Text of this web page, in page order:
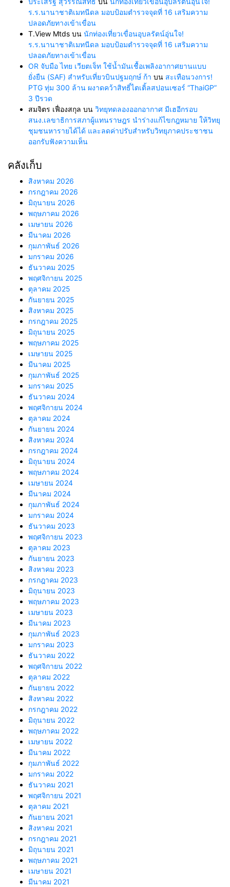
ร.ร.นานาชาติเมทนีดล มอบป้อมตำรวจจุดที่ 16 เสริมความ
ปลอดภัยทางเข้าเขื่อน
T.View Mtds บน นักท่องเที่ยวเขื่อนอุบลรัตน์อุ่นใจ!
ร.ร.นานาชาติเมทนีดล มอบป้อมตำรวจจุดที่ 16 เสริมความ
ปลอดภัยทางเข้าเขื่อน
OR จับมือ ไทย เวียตเจ็ท ใช้น้ำมันเชื้อเพลิงอากาศยานแบบ
ยั่งยืน (SAF) สำหรับเที่ยวบินปฐมฤกษ์ ก้า บน สะเทือนวงการ!
PTG ทุ่ม 300 ล้าน ผงาดคว้าสิทธิ์ไตเติ้ลสปอนเซอร์ “ThaiGP”
3 ปีรวด
สมจิตร เฟื่องสกุล บน วิทยุทดลองออกอากาศ มีเฮอีกรอบ
สนง.เลขาธิการสภาผู้แทนราษฎร นำร่างแก้ไขกฎหมาย ให้วิทยุ
ชุมชนหารายได้ได้ และลดค่าปรับสำหรับวิทยุภาคประชาชน
ออกรับฟังความเห็น
คลังเก็บ
สิงหาคม 2026
กรกฎาคม 2026
มิถุนายน 2026
พฤษภาคม 2026
เมษายน 2026
มีนาคม 2026
กุมภาพันธ์ 2026
มกราคม 2026
ธันวาคม 2025
พฤศจิกายน 2025
ตุลาคม 2025
กันยายน 2025
สิงหาคม 2025
กรกฎาคม 2025
มิถุนายน 2025
พฤษภาคม 2025
เมษายน 2025
มีนาคม 2025
กุมภาพันธ์ 2025
มกราคม 2025
ธันวาคม 2024
พฤศจิกายน 2024
ตุลาคม 2024
กันยายน 2024
สิงหาคม 2024
กรกฎาคม 2024
มิถุนายน 2024
พฤษภาคม 2024
เมษายน 2024
มีนาคม 2024
กุมภาพันธ์ 2024
มกราคม 2024
ธันวาคม 2023
พฤศจิกายน 2023
ตุลาคม 2023
กันยายน 2023
สิงหาคม 2023
กรกฎาคม 2023
มิถุนายน 2023
พฤษภาคม 2023
เมษายน 2023
มีนาคม 2023
กุมภาพันธ์ 2023
มกราคม 2023
ธันวาคม 2022
พฤศจิกายน 2022
ตุลาคม 2022
กันยายน 2022
สิงหาคม 2022
กรกฎาคม 2022
มิถุนายน 2022
พฤษภาคม 2022
เมษายน 2022
มีนาคม 2022
กุมภาพันธ์ 2022
มกราคม 2022
ธันวาคม 2021
พฤศจิกายน 2021
ตุลาคม 2021
กันยายน 2021
สิงหาคม 2021
กรกฎาคม 2021
มิถุนายน 2021
พฤษภาคม 2021
เมษายน 2021
มีนาคม 2021